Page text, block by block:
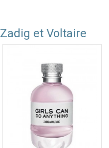
Zadig et Voltaire